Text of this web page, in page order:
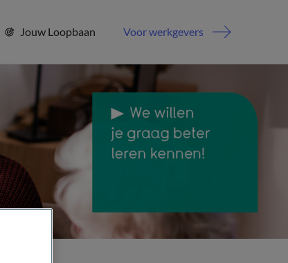
Jouw Loopbaan Voor werkgevers